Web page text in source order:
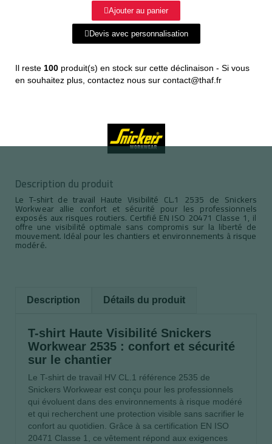
Ajouter au panier
Devis avec personnalisation
Il reste 100 produit(s) en stock sur cette déclinaison - Si vous
en souhaitez plus, contactez nous sur contact@thaf.fr
Description du produit
Le T-shirt de travail Haute Visibilité CL.1 2535 de Snickers
Workwear allie confort et sécurité pour les professionnels
exposés aux risques routiers. Certifié EN ISO 20471 Classe 1, il
offre une visibilité optimale sans compromis sur la liberté de
mouvement. Idéal pour les chantiers et environnements à risque
modéré.
Description Détails du produit
T-shirt Haute Visibilité Snickers
Workwear 2535 : confort et sécurité
sur le chantier
Le T-shirt de travail HV CL.1 référence 2535 de
Snickers Workwear est conçu pour les professionnels
qui évoluent dans des environnements à risque modéré
et qui recherchent une protection visible sans sacrifier le
confort au quotidien. Grâce à sa certification EN ISO
20471 Classe 1, ce vêtement répond aux exigences